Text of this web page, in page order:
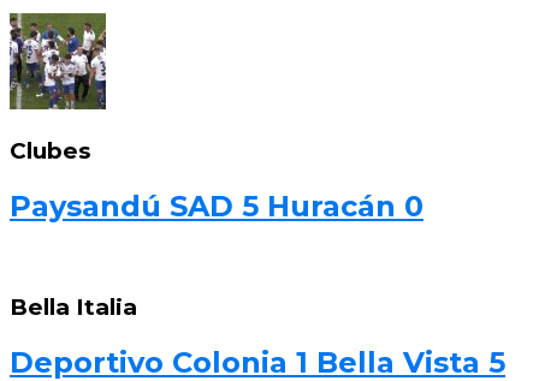
Clubes
Paysandú SAD 5 Huracán 0
Bella Italia
Deportivo Colonia 1 Bella Vista 5